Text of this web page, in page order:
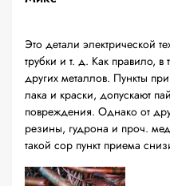
Это детали электрической
трубки и т. д. Как правило,
других металлов. Пункты
лака и краски, допускают
повреждения. Однако от
резины, гудрона и проч.
такой сор пункт приема